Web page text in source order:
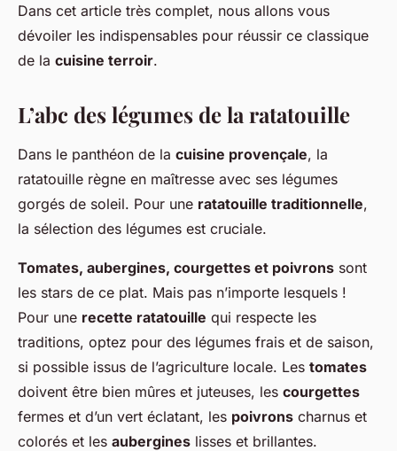
Dans cet article très complet, nous allons vous
dévoiler les indispensables pour réussir ce classique
de la cuisine terroir.
L’abc des légumes de la ratatouille
Dans le panthéon de la cuisine provençale, la
ratatouille règne en maîtresse avec ses légumes
gorgés de soleil. Pour une ratatouille traditionnelle,
la sélection des légumes est cruciale.
Tomates, aubergines, courgettes et poivrons sont
les stars de ce plat. Mais pas n’importe lesquels !
Pour une recette ratatouille qui respecte les
traditions, optez pour des légumes frais et de saison,
si possible issus de l’agriculture locale. Les tomates
doivent être bien mûres et juteuses, les courgettes
fermes et d’un vert éclatant, les poivrons charnus et
colorés et les aubergines lisses et brillantes.